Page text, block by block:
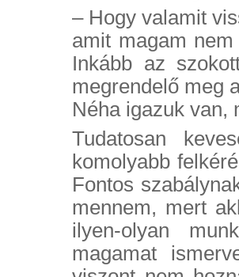
– Hogy valamit
amit magam
Inkább az
megrendelő meg
Néha igazuk van,
Tudatosan
komolyabb
Fontos
mennem, mert
ilyen-olyan
magamat